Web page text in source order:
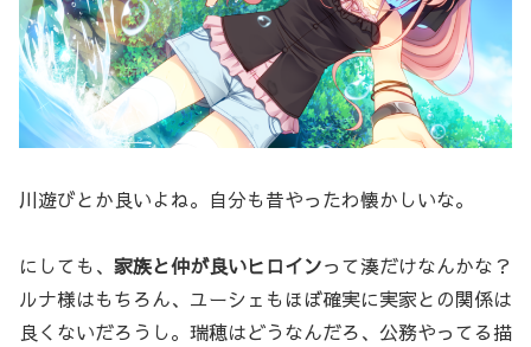
川遊びとか良いよね。自分も昔やったわ懐かしいな。
にしても、 家族と仲が良いヒロインって湊だけなんかな？
ルナ様はもちろん、ユーシェもほぼ確実に実家との関係は
良くないだろうし。瑞穂はどうなんだろ、公務やってる描